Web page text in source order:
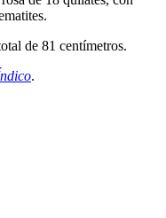
de 81 centímetros.
.